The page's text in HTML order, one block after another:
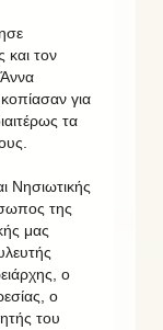
και τον
για
τα
Νησιωτικής
της
μας
ο
ο
του